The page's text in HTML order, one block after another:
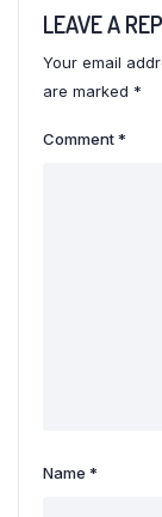
LEAVE A
Your email
are marked *
Comment*
Name *